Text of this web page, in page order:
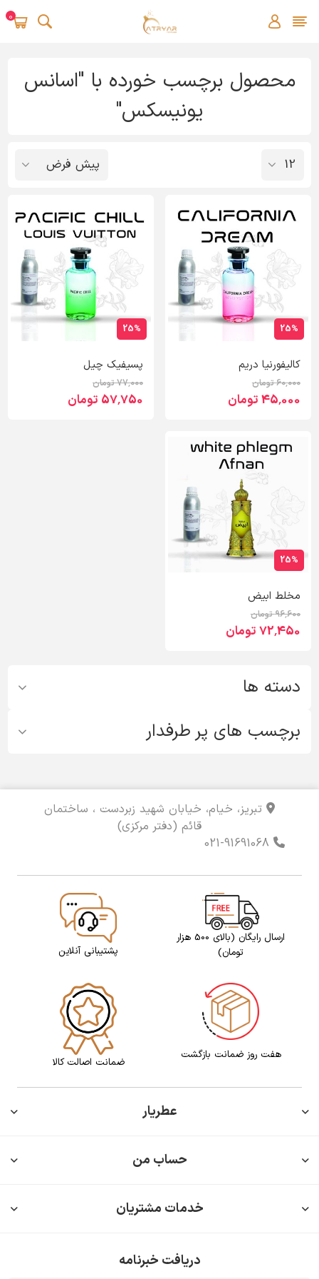
0
دسته ها
برچسب های پر طرفدار
محصول برچسب خورده با "اسانس
یونیسکس"
25%
کالیفورنیا دریم
60٬000 تومان
45٬000 تومان
25%
پسیفیک چیل
77٬000 تومان
57٬750 تومان
25%
مخلط ابیض
96٬600 تومان
72٬450 تومان
تبریز، خیام، خیابان شهید زبردست ، ساختمان
قائم (دفتر مرکزی)
ارسال رایگان (بالای 500 هزار
تومان)
پشتیبانی آنلاین
هفت روز ضمانت بازگشت
ضمانت اصالت کالا
عطریار
حساب من
خدمات مشتریان
دریافت خبرنامه